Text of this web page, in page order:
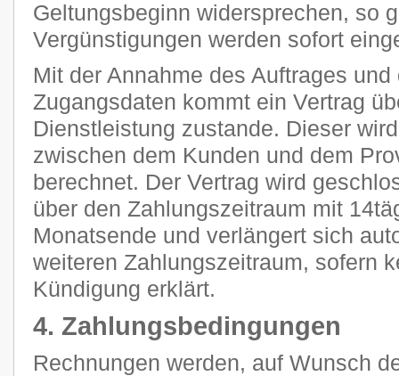
Geltungsbeginn widersprechen, so
Vergünstigungen werden sofort
Mit der Annahme des Auftrages und
Zugangsdaten kommt ein Vertrag
Dienstleistung zustande. Dieser
zwischen dem Kunden und dem
berechnet. Der Vertrag wird
über den Zahlungszeitraum mit
Monatsende und verlängert sich
weiteren Zahlungszeitraum, sofern
Kündigung erklärt.
4. Zahlungsbedingungen
Rechnungen werden, auf Wunsch